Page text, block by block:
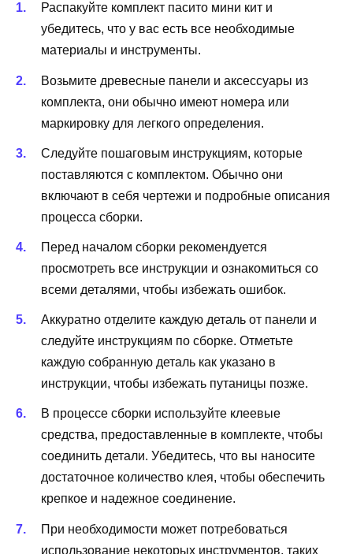
Распакуйте комплект пасито мини кит и
убедитесь, что у вас есть все необходимые
материалы и инструменты.
Возьмите древесные панели и аксессуары из
комплекта, они обычно имеют номера или
маркировку для легкого определения.
Следуйте пошаговым инструкциям, которые
поставляются с комплектом. Обычно они
включают в себя чертежи и подробные описания
процесса сборки.
Перед началом сборки рекомендуется
просмотреть все инструкции и ознакомиться со
всеми деталями, чтобы избежать ошибок.
Аккуратно отделите каждую деталь от панели и
следуйте инструкциям по сборке. Отметьте
каждую собранную деталь как указано в
инструкции, чтобы избежать путаницы позже.
В процессе сборки используйте клеевые
средства, предоставленные в комплекте, чтобы
соединить детали. Убедитесь, что вы наносите
достаточное количество клея, чтобы обеспечить
крепкое и надежное соединение.
При необходимости может потребоваться
использование некоторых инструментов, таких